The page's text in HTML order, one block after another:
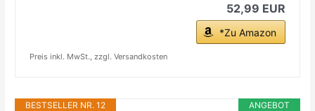
52,99 EUR
*Zu Amazon
Preis inkl. MwSt., zzgl. Versandkosten
ANGEBOT
BESTSELLER NR. 12